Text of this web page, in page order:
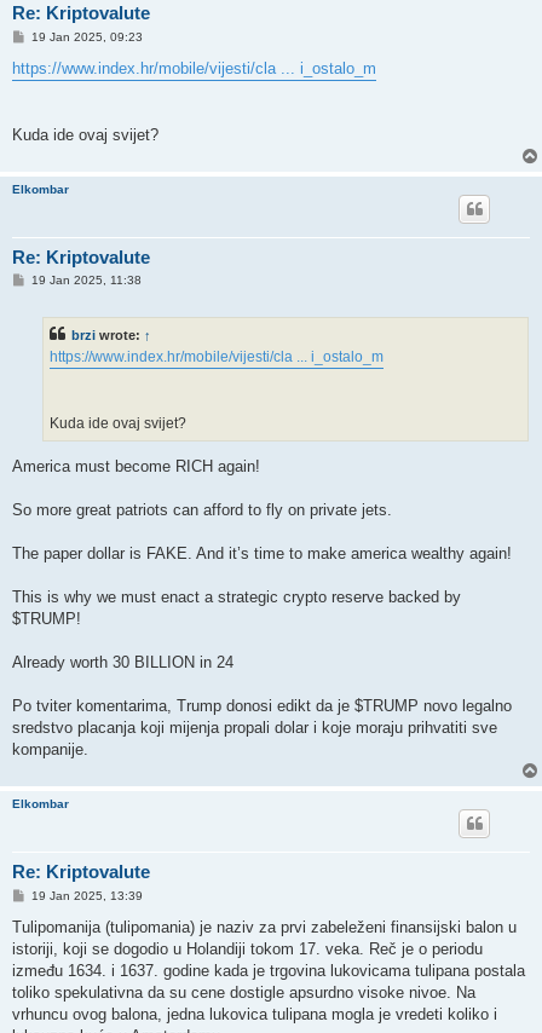
Re: Kriptovalute
P
s
t
19 Jan 2025, 09:23
https://www.index.hr/mobile/vijesti/cla ... i_ostalo_m
Kuda ide ovaj svijet?
Elkombar
Re: Kriptovalute
P19 Jan 2025, 11:38
brzi wrote: ↑
https://www.index.hr/mobile/vijesti/cla ... i_ostalo_m
Kuda ide ovaj svijet?
America must become RICH again!
So more great patriots can afford to fly on private jets.
The paper dollar is FAKE. And it’s time to make america wealthy again!
This is why we must enact a strategic crypto reserve backed by
$TRUMP!
Already worth 30 BILLION in 24
Po tviter komentarima, Trump donosi edikt da je $TRUMP novo legalno
sredstvo placanja koji mijenja propali dolar i koje moraju prihvatiti sve
kompanije.
Elkombar
Re: Kriptovalute
P
s
19 Jan 2025, 13:39
Tulipomanija (tulipomania) je naziv za prvi zabeleženi finansijski balon u
istoriji, koji se dogodio u Holandiji tokom 17. veka. Reč je o periodu
između 1634. i 1637. godine kada je trgovina lukovicama tulipana postala
toliko spekulativna da su cene dostigle apsurdno visoke nivoe. Na
vrhuncu ovog balona, jedna lukovica tulipana mogla je vredeti koliko i